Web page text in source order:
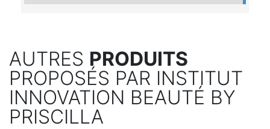
AUTRES PRODUITS
PROPOSÉS PAR INSTITUT
INNOVATION BEAUTÉ BY
PRISCILLA